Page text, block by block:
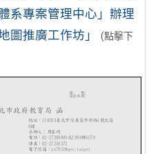
系專案管理中心」辦理
圖推廣工作坊」
(點擊下